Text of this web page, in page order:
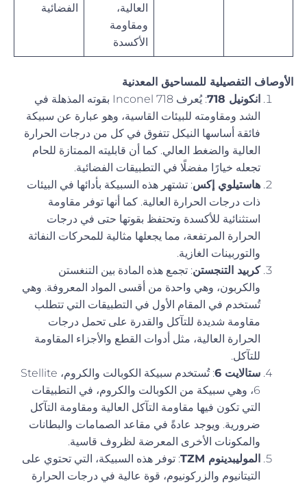
العالية،
ومقاومة
الأكسدة
الفضائية
الأوصاف التفصيلية للمساحيق المعدنية
انكونيل 718
: يُعرف Inconel 718 بقوته المذهلة في
الشد ومقاومته للبيئات القاسية، وهو عبارة عن سبيكة
فائقة أساسها النيكل تتفوق في كل من درجات الحرارة
العالية والضغط العالي. كما أن قابليته الممتازة للحام
تجعله خيارًا مفضلًا في التطبيقات الفضائية.
هاستيلوي إكس: تشتهر هذه السبيكة بأدائها في البيئات
ذات درجات الحرارة العالية. كما أنها توفر مقاومة
استثنائية للأكسدة وتحتفظ بقوتها حتى في درجات
الحرارة المرتفعة، مما يجعلها مثالية للمحركات النفاثة
والتوربينات الغازية.
كربيد التنجستن: تجمع هذه المادة بين التنغستن
والكربون، وهي واحدة من أقسى المواد المعروفة. وهي
تُستخدم في المقام الأول في التطبيقات التي تتطلب
مقاومة شديدة للتآكل والقدرة على تحمل درجات
الحرارة العالية، مثل أدوات القطع والأجزاء المقاومة
للتآكل.
ستالايت 6
: تُستخدم سبيكة الكوبالت والكروم، Stellite
6، وهي سبيكة من الكوبالت والكروم، في التطبيقات
التي تكون فيها مقاومة التآكل العالية ومقاومة التآكل
ضرورية. ويوجد عادةً في مقاعد الصمامات والبطانات
والمكونات الأخرى المعرضة لظروف قاسية.
الموليبدينوم TZM
: توفر هذه السبيكة، التي تحتوي على
التيتانيوم والزركونيوم، قوة عالية في درجات الحرارة